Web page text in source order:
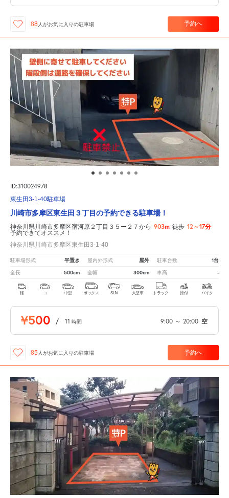
88 人がお気に入りの駐車場 予約へ
ID:310024978
東生田3-1-40駐車場
川崎市多摩区東生田３丁目の予約できる駐車場！
神奈川県川崎市多摩区宿河原２丁目３５ー２７から 903m 徒歩 12～17分
予約できてオススメ！
神奈川県川崎市多摩区東生田3-1-40
駐車場形式 平置き 屋内外形式 屋外 駐車台数 1台
全長 500cm 全幅 300cm 車高 -
軽 コ 中型 ボックス SUV 大型車 トラック 原付 バイク
¥500 / 11 時間 9:00 ～ 20:00 空
85人がお気に入りの駐車場 予約へ